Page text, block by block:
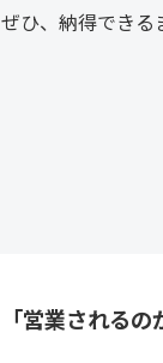
ぜひ、納得できる
「営業される